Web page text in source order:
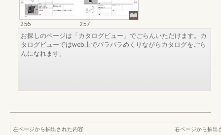
256
257
お探しのページは「カタログビュー」でごらんいただけます。カ
タログビューではweb上でパラパラめくりながらカタログをごら
んになれます。
左ページから抽出された内容
右ページから抽出